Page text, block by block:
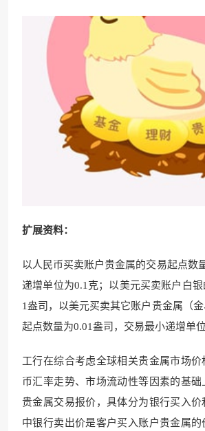
扩展资料：
以人民币买卖账户贵金属的交易起点数
递增单位为0.1克；以美元买卖账户白
1盎司，以美元买卖其它账户贵金属（
起点数量为0.01盎司，交易最小递增单
工行在综合考虑全球相关贵金属市场
币汇率走势、市场流动性等因素的基础
贵金属交易报价，具体分为银行买入
中银行卖出价是客户买入账户贵金属